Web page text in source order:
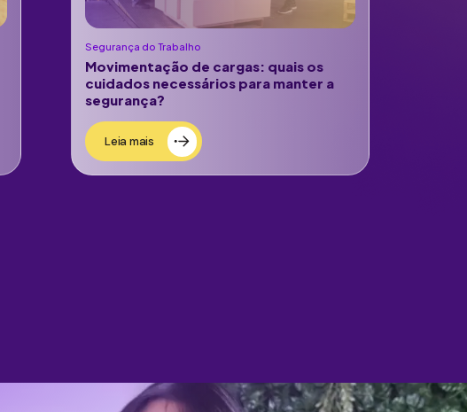
Segurança do Trabalho
Movimentação de cargas: quais os
cuidados necessários para manter a
segurança?
Leia mais